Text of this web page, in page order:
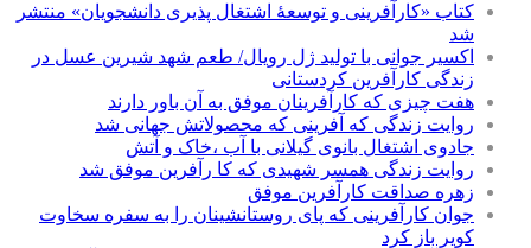
کتاب «کارآفرینی و توسعۀ اشتغال پذیری دانشجویان» منتشر
شد
اکسیر جوانی با تولید ژل رویال/ طعم شهد شیرین عسل‌ در
زندگی کارآفرین کردستانی
هفت چیزی که کارآفرینان موفق به آن باور دارند
روایت زندگی که آفرینی که محصولاتش جهانی شد
جادوی اشتغال بانوی گیلانی با آب ،خاک و آتش
روایت زندگی همسر شهیدی که کا رآفرین موفق شد
زهره صداقت کارآفرین موفق
جوان کارآفرینی که پای روستانشینان را به سفره سخاوت
کویر باز کرد